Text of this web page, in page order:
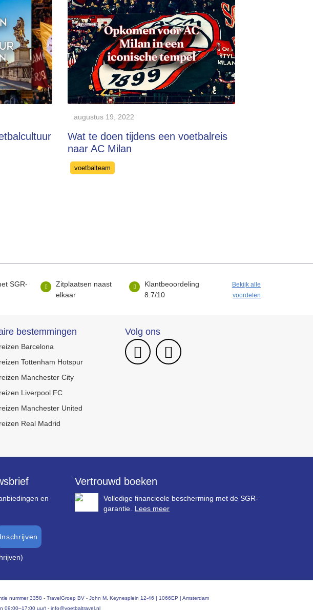
augustus 19, 2022
Wat te doen tijdens een voetbalreis
naar AC Milan
Categories
voetbalteam
SGR-
Zitplaatsen naast
elkaar
Klantbeoordeling
8.7/10
Bekijk alle
voordelen
bestemmingen
Barcelona
Tottenham Hotspur
Manchester City
Liverpool FC
Manchester United
Real Madrid
Volg ons
en
inschrijven
Vertrouwd boeken
Volledige financieele bescherming met de SGR-
garantie. Lees meer
nummer 3358 - TravelGroep BV - John M. Keynesplein 12-46 | 1066EP | Amsterdam
09:00–17:00 uur) - info@voetbaltravel.nl